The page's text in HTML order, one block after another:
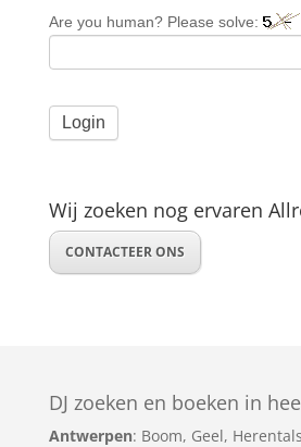
Are you human? Please solve:
Wij zoeken nog ervaren
CONTACTEER ONS
DJ zoeken en boeken in
Antwerpen: Boom, Geel, Herentals